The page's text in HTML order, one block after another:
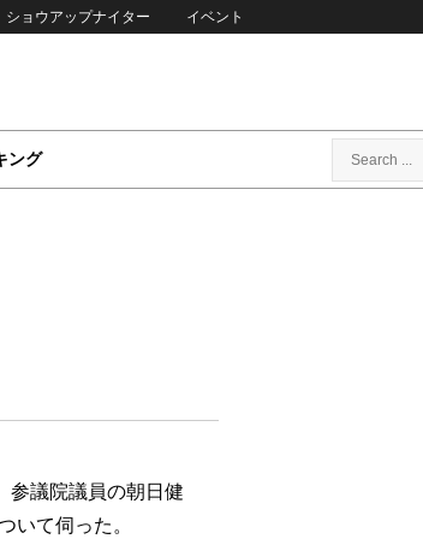
ショウアップナイター イベント
ング
参議院議員の朝日健
いて伺った。